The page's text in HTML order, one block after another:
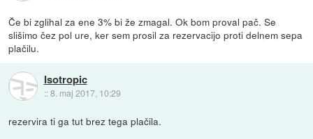
Če bi zglihal za ene 3% bi že zmagal. Ok bom proval pač. Se
slišimo čez pol ure, ker sem prosil za rezervacijo proti delnem sepa
plačilu.
Isotropic
::8. maj 2017, 10:29
rezervira ti ga tut brez tega plačila.